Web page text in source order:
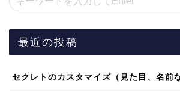
最近の投稿
セクレトのカスタマイズ（見た目、名前